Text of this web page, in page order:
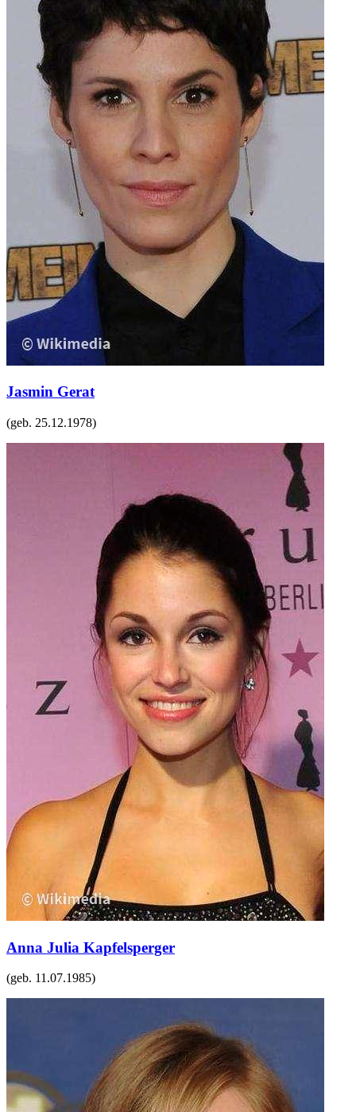
Jasmin Gerat
(geb. 25.12.1978)
Anna Julia Kapfelsperger
(geb. 11.07.1985)